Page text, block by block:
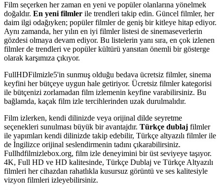
Film seçerken her zaman en yeni ve popüler olanlarına yönelmek
doğaldır. En yeni filmler ile trendleri takip edin. Güncel filmler, her
daim ilgi odağıyken; popüler filmler de geniş bir kitleye hitap ediyor.
Aynı zamanda, her yılın en iyi filmler listesi de sinemaseverlerin
gözdesi olmaya devam ediyor. Bu listelerin yanı sıra, en çok izlenen
filmler de trendleri ve popüler kültürü yansıtan önemli bir gösterge
olarak karşımıza çıkıyor.
FullHDFilmizle5'in sunmuş olduğu bedava ücretsiz filmler, sinema
keyfini her bütçeye uygun hale getiriyor. Ücretsiz filmler kategorisi
ile bütçenizi zorlamadan film izlemenin keyfine varabilirsiniz. Bu
bağlamda, kaçak film izle tercihlerinden uzak durulmalıdır.
Film izlerken, kendi dilinizde veya orijinal dilde seyretme
seçenekleri sunulması büyük bir avantajdır. Türkçe dublaj filmler
ile yapımları kendi dilinizde takip edebilir, Türkçe altyazılı filmler ile
de İngilizce orijinal seslendirmenin tadını çıkarabilirsiniz.
Fullhdfilmizlebox.org, film izle deneyimini bir üst seviyeye taşıyor.
4K, Full HD ve HD kalitesinde, Türkçe Dublaj ve Türkçe Altyazılı
filmleri her cihazdan rahatlıkla kusursuz görüntü ve ses kalitesiyle
vizyon filmleri izleyebilirsiniz.